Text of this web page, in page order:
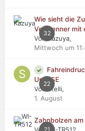
32
Wie sieht die
Verbrenner mit
Von Kazuya,
Mittwoch um
22
Urus SE
Von stelli,
1. August
21
Zahnbolzen